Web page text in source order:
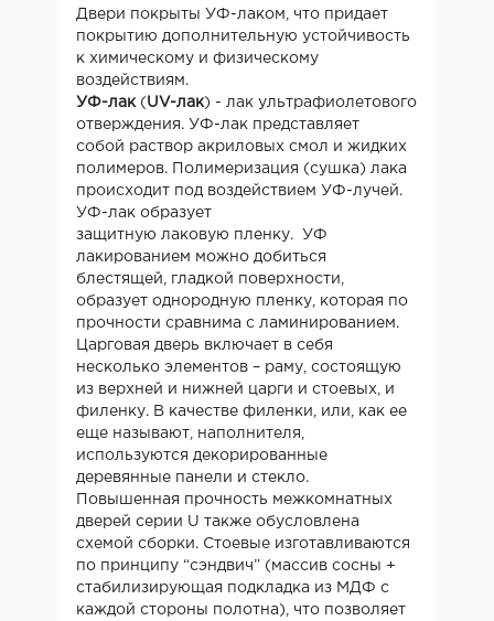
Двери покрыты УФ-лаком, что придает
покрытию дополнительную устойчивость
к химическому и физическому
воздействиям.
УФ-лак(UV-лак) - лак ультрафиолетового
отверждения. УФ-лак представляет
собой раствор акриловых смол и жидких
полимеров. Полимеризация (сушка) лака
происходит под воздействием УФ-лучей.
УФ-лак образует
защитную лаковую пленку. УФ
лакированием можно добиться
блестящей, гладкой поверхности,
образует однородную пленку, которая по
прочности сравнима с ламинированием.
Царговая дверь включает в себя
несколько элементов – раму, состоящую
из верхней и нижней царги и стоевых, и
филенку. В качестве филенки, или, как ее
еще называют, наполнителя,
используются декорированные
деревянные панели и стекло.
Повышенная прочность межкомнатных
дверей серии U также обусловлена
схемой сборки. Стоевые изготавливаются
по принципу “сэндвич” (массив сосны +
стабилизирующая подкладка из МДФ с
каждой стороны полотна), что позволяет